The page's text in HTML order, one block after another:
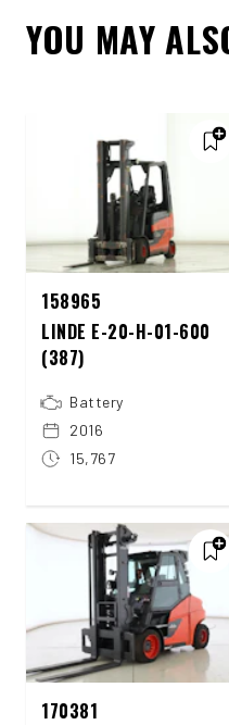
YOU MAY
158965
LINDE E-20-H-01-600
(387)
Battery
2016
15,767
170381